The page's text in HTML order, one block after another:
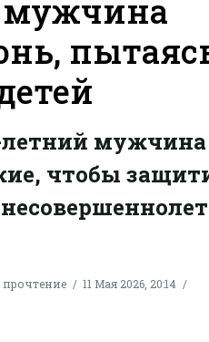
мужчина
летний мужчина
чтобы
11 Мая 2026, 20:14